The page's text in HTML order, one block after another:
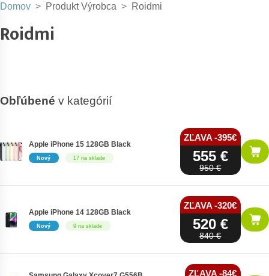
Domov > Produkt Výrobca > Roidmi
Roidmi
Obľúbené v kategórií
Nový 17 na sklade
Apple iPhone 15 128GB Black
ZĽAVA -395€
555 €
950 €
Nový 9 na sklade
Apple iPhone 14 128GB Black
ZĽAVA -320€
520 €
840 €
ZĽAVA -84€